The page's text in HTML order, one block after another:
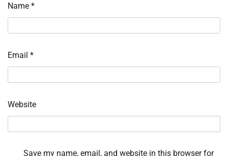
Name *
Email *
Website
Save my name, email, and website in this browser for